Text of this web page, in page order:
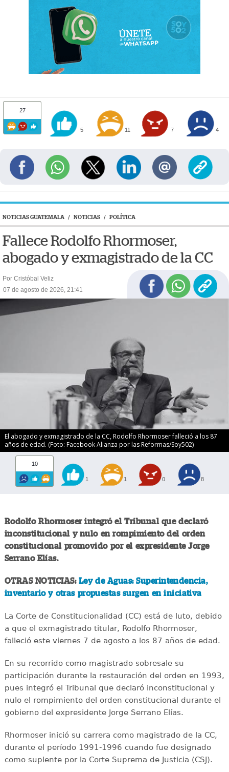
27
5 11 7 4
NOTICIAS GUATEMALA / NOTICIAS / POLÍTICA
Fallece Rodolfo Rhormoser,
abogado y exmagistrado de la CC
Por Cristóbal Veliz
07 de agosto de 2026, 21:41
El abogado y exmagistrado de la CC, Rodolfo Rhormoser falleció a los 87
años de edad. (Foto: Facebook Alianza por las Reformas/Soy502)
10
1 1 0 8
Rodolfo Rhormoser integró el Tribunal que declaró
inconstitucional y nulo en rompimiento del orden
constitucional promovido por el expresidente Jorge
Serrano Elías.
OTRAS NOTICIAS: Ley de Aguas: Superintendencia,
inventario y otras propuestas surgen en iniciativa
La Corte de Constitucionalidad (CC) está de luto, debido
a que el exmagistrado titular, Rodolfo Rhormoser,
falleció este viernes 7 de agosto a los 87 años de edad.
En su recorrido como magistrado sobresale su
participación durante la restauración del orden en 1993,
pues integró el Tribunal que declaró inconstitucional y
nulo el rompimiento del orden constitucional durante el
gobierno del expresidente Jorge Serrano Elías.
Rhormoser inició su carrera como magistrado de la CC,
durante el período 1991-1996 cuando fue designado
como suplente por la Corte Suprema de Justicia (CSJ).